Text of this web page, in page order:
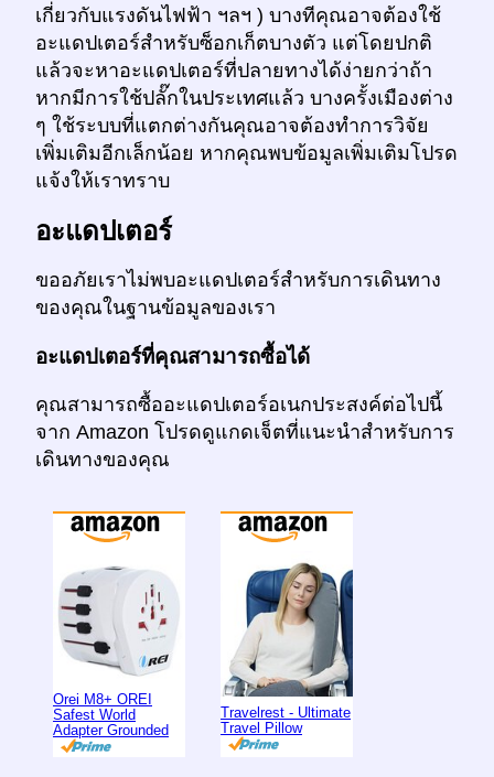
เกี่ยวกับแรงดันไฟฟ้า ฯลฯ ) บางทีคุณอาจต้องใช้
อะแดปเตอร์สำหรับซ็อกเก็ตบางตัว แต่โดยปกติ
แล้วจะหาอะแดปเตอร์ที่ปลายทางได้ง่ายกว่าถ้า
หากมีการใช้ปลั๊กในประเทศแล้ว บางครั้งเมืองต่าง
ๆ ใช้ระบบที่แตกต่างกันคุณอาจต้องทำการวิจัย
เพิ่มเติมอีกเล็กน้อย หากคุณพบข้อมูลเพิ่มเติมโปรด
แจ้งให้เราทราบ
อะแดปเตอร์
ขออภัยเราไม่พบอะแดปเตอร์สำหรับการเดินทาง
ของคุณในฐานข้อมูลของเรา
อะแดปเตอร์ที่คุณสามารถซื้อได้
คุณสามารถซื้ออะแดปเตอร์อเนกประสงค์ต่อไปนี้
จาก Amazon โปรดดูแกดเจ็ตที่แนะนำสำหรับการ
เดินทางของคุณ
Orei M8+ OREI
Safest World
Adapter Grounded
Travelrest - Ultimate
Travel Pillow